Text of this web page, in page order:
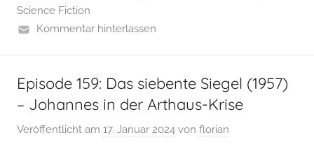
Science Fiction
Kommentar hinterlassen
Episode 159: Das siebente Siegel (1957)
– Johannes in der Arthaus-Krise
Veröffentlicht am 17. Januar 2024 von florian